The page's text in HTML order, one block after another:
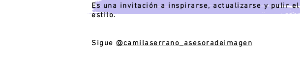
Es una invitación a inspirarse, actualizarse y pulir el
estilo.
Sigue @camilaserrano_asesoradeimagen